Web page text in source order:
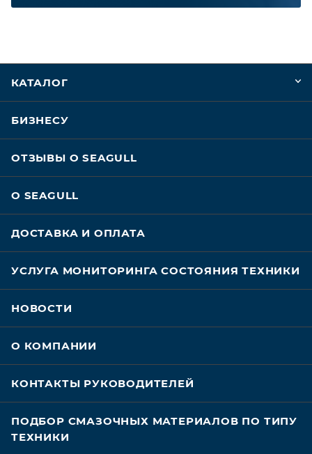
КАТАЛОГ
БИЗНЕСУ
ОТЗЫВЫ О SEAGULL
О SEAGULL
ДОСТАВКА И ОПЛАТА
УСЛУГА МОНИТОРИНГА СОСТОЯНИЯ ТЕХНИКИ
НОВОСТИ
О КОМПАНИИ
КОНТАКТЫ РУКОВОДИТЕЛЕЙ
ПОДБОР СМАЗОЧНЫХ МАТЕРИАЛОВ ПО ТИПУ
ТЕХНИКИ